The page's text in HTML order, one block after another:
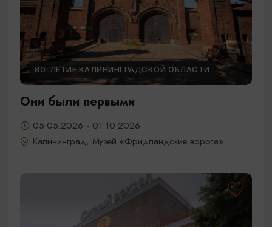
80-ЛЕТИЕ КАЛИНИНГРАДСКОЙ ОБЛАСТИ
Они были первыми
05.05.2026 - 01.10.2026
Калининград, Музей «Фридландские ворота»